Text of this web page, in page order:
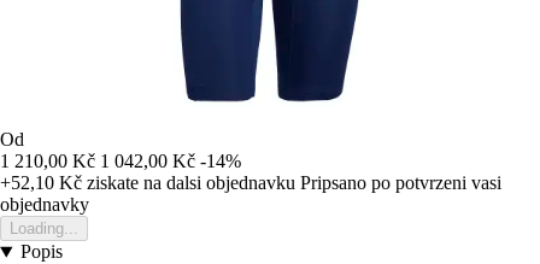
Od
1 210,00 Kč 1 042,00 Kč -14%
+52,10 Kč ziskate na dalsi objednavku Pripsano po potvrzeni vasi
objednavky
Loading...
Popis